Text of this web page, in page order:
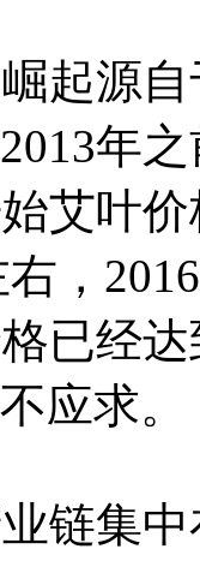
源自
年
艾叶
右，
已经
应求。
集中